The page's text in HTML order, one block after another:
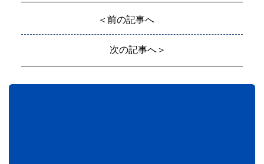
＜前の記事へ
次の記事へ＞